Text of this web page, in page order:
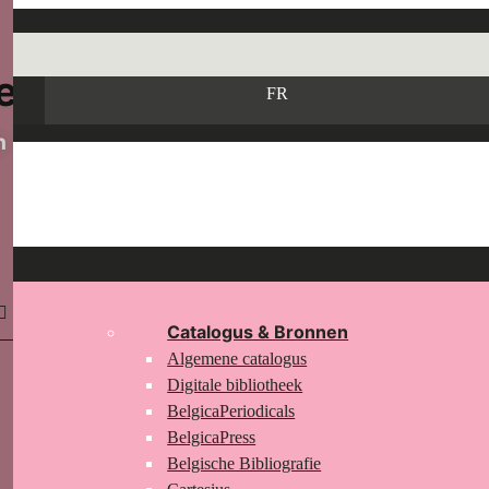
FR
Catalogus & Bronnen
Algemene catalogus
Digitale bibliotheek
BelgicaPeriodicals
BelgicaPress
Belgische Bibliografie